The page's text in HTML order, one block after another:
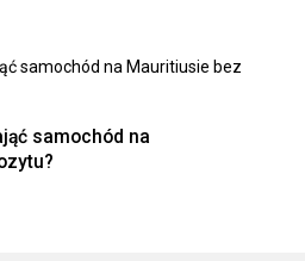
samochód na